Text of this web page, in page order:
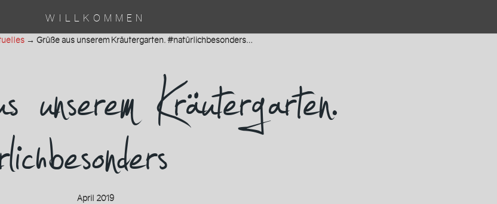
WILLKOMMEN
→ Grüße aus unserem Kräutergarten. #natürlichbesonders…
Kräutergarten.
April 2019